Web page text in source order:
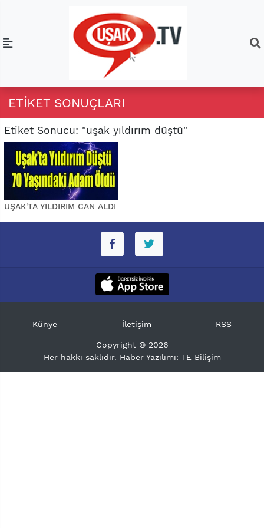
ETIKET SONUÇLARI
Etiket Sonucu: "uşak yıldırım düştü"
UŞAK'TA YILDIRIM CAN ALDI
Künye İletişim RSS
Copyright © 2026
Her hakkı saklıdır. Haber Yazılımı: TE Bilişim